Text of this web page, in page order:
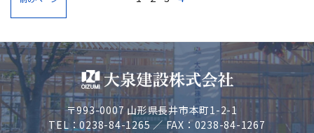
〒993-0007 山形県長井市本町1-2-1
TEL：0238-84-1265 ／ FAX：0238-84-1267